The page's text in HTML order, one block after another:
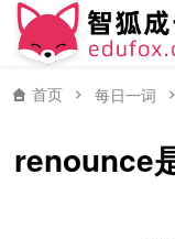
首页 每日一词
renounce